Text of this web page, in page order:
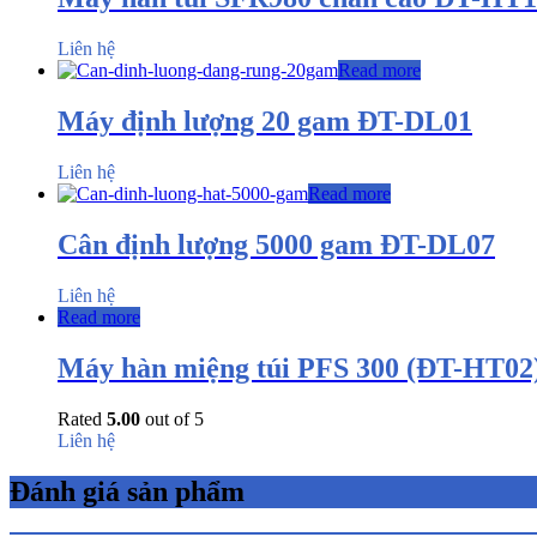
Liên hệ
Read more
Máy định lượng 20 gam ĐT-DL01
Liên hệ
Read more
Cân định lượng 5000 gam ĐT-DL07
Liên hệ
Read more
Máy hàn miệng túi PFS 300 (ĐT-
Rated 5.00 out of 5
Liên hệ
Đánh giá sản phẩm